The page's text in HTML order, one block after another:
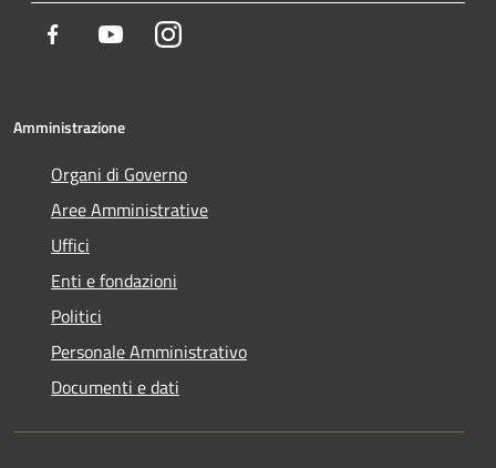
Facebook YoutubeInstagram
Amministrazione
Organi di Governo
Aree Amministrative
Uffici
Enti e fondazioni
Politici
Personale Amministrativo
Documenti e dati